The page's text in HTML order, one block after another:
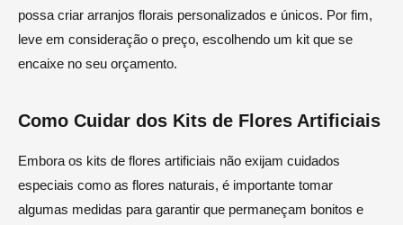
possa criar arranjos florais personalizados e únicos. Por fim,
leve em consideração o preço, escolhendo um kit que se
encaixe no seu orçamento.
Como Cuidar dos Kits de Flores Artificiais
Embora os kits de flores artificiais não exijam cuidados
especiais como as flores naturais, é importante tomar
algumas medidas para garantir que permaneçam bonitos e